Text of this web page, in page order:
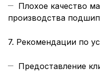
Плохое качество
производства
7. Рекомендации по
Предоставление